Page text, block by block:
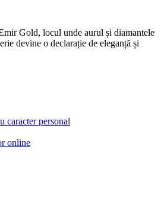
Gold, locul unde aurul și diamantele
devine o declarație de eleganță și
caracter personal
online